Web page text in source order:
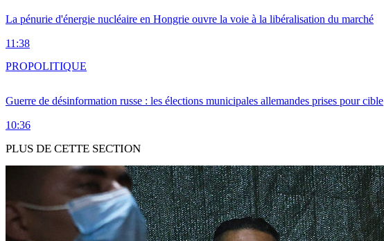
La pénurie d'énergie nucléaire en Hongrie ouvre la voie à la libéralisation du marché
11:38
Guerre de désinformation russe : les élections municipales allemandes prises pour cible
10:36
PROPOLITIQUE
PLUS DE CETTE SECTION